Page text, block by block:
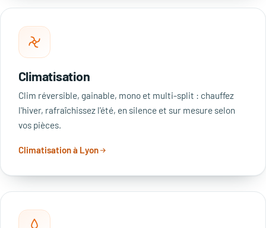
Climatisation
Clim réversible, gainable, mono et multi-split : chauffez
l'hiver, rafraîchissez l'été, en silence et sur mesure selon
vos pièces.
Climatisation à Lyon